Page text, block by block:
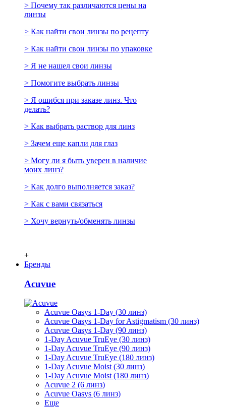
> Почему так различаются цены на
линзы
> Как найти свои линзы по рецепту
> Как найти свои линзы по упаковке
> Я не нашел свои линзы
> Помогите выбрать линзы
> Я ошибся при заказе линз. Что
делать?
> Как выбрать раствор для линз
> Зачем еще капли для глаз
> Могу ли я быть уверен в наличие
моих линз?
> Как долго выполняется заказ?
> Как с вами связаться
> Хочу вернуть/обменять линзы
+
Бренды
Acuvue
Acuvue Oasys 1-Day (30 линз)
Acuvue Oasys 1-Day for Astigmatism (30 линз)
Acuvue Oasys 1-Day (90 линз)
1-Day Acuvue TruEye (30 линз)
1-Day Acuvue TruEye (90 линз)
1-Day Acuvue TruEye (180 линз)
1-Day Acuvue Moist (30 линз)
1-Day Acuvue Moist (180 линз)
Acuvue 2 (6 линз)
Acuvue Oasys (6 линз)
Еще